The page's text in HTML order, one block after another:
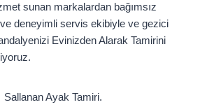
sunan markalardan bağımsız
deneyimli servis ekibiyle ve gezici
Evinizden Alarak Tamirini
Sallanan Ayak Tamiri.